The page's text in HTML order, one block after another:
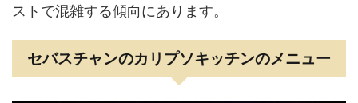
ストで混雑する傾向にあります。
セバスチャンのカリプソキッチンのメニュー